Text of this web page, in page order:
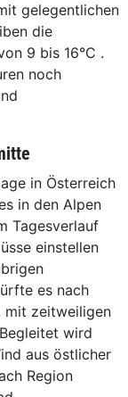
gelegentlichen
die
9 bis 16°C .
noch
in Österreich
in den Alpen
Tagesverlauf
einstellen
es nach
mit zeitweiligen
wird
aus östlicher
Region